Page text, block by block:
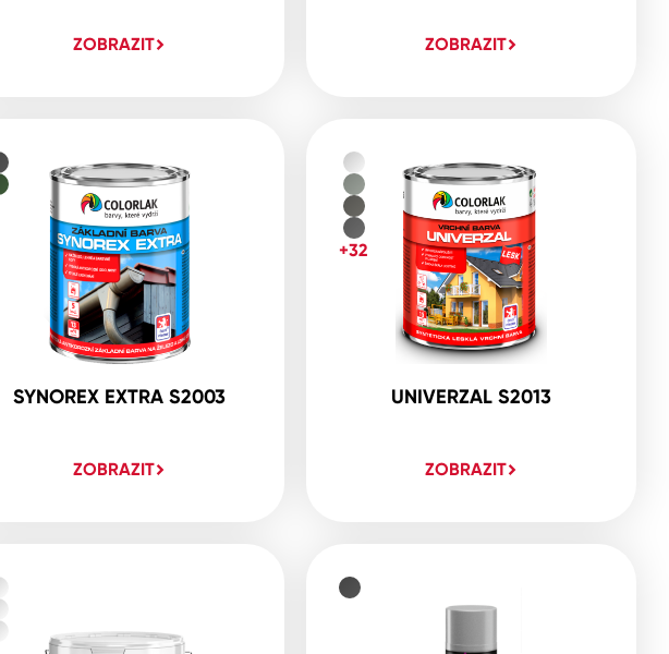
ZOBRAZIT ZOBRAZIT
SYNOREX EXTRA S2003
ZOBRAZIT
UNIVERZAL S2013
ZOBRAZIT
+32